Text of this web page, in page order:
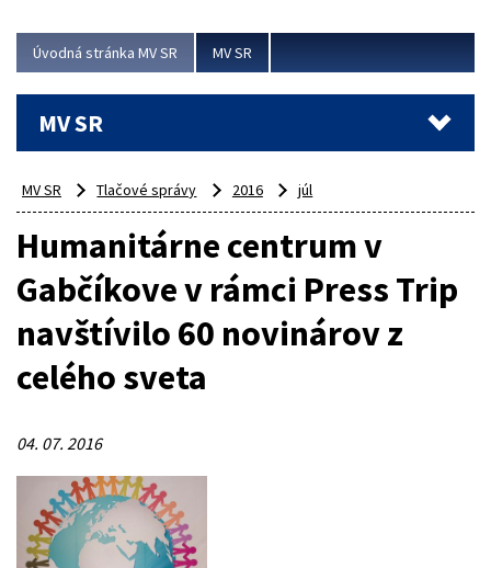
Úvodná stránka MV SR MV SR
MV SR
MV SR Tlačové správy 2016 júl
Humanitárne centrum v
Gabčíkove v rámci Press Trip
navštívilo 60 novinárov z
celého sveta
04. 07. 2016